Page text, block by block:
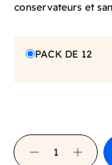
conservateurs et
PACK DE 12